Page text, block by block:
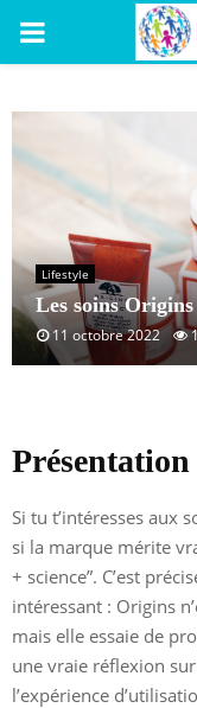
PRIMARY
Lifestyle
Les soins
11 octobre 2022
Si tu t’intéresses aux
si la marque mérite
+ science”. C’est
intéressant : Origins
mais elle essaie de
une vraie réflexion
l’expérience